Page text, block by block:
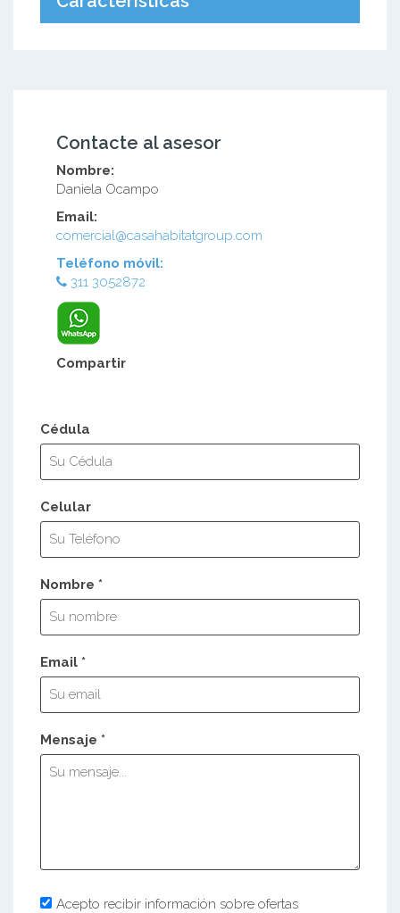
Contacte al asesor
Nombre:
Daniela Ocampo
Email:
comercial@casahabitatgroup.com
Teléfono móvil:
311 3052872
Compartir
Cédula
Celular
Nombre *
Email *
Mensaje *
Acepto recibir información sobre ofertas